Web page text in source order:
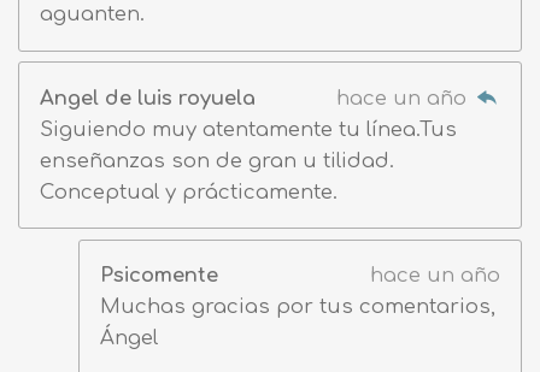
aguanten.
Angel de luis royuela
hace un año
Siguiendo muy atentamente tu línea.Tus
enseñanzas son de gran u tilidad.
Conceptual y prácticamente.
Psicomente
hace un año
Muchas gracias por tus comentarios,
Ángel